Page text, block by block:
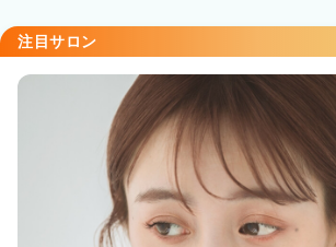
注目サロン